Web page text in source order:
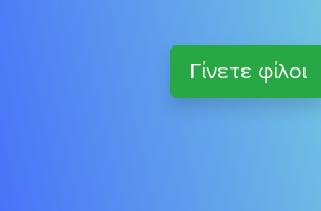
Γίνετε φίλοι